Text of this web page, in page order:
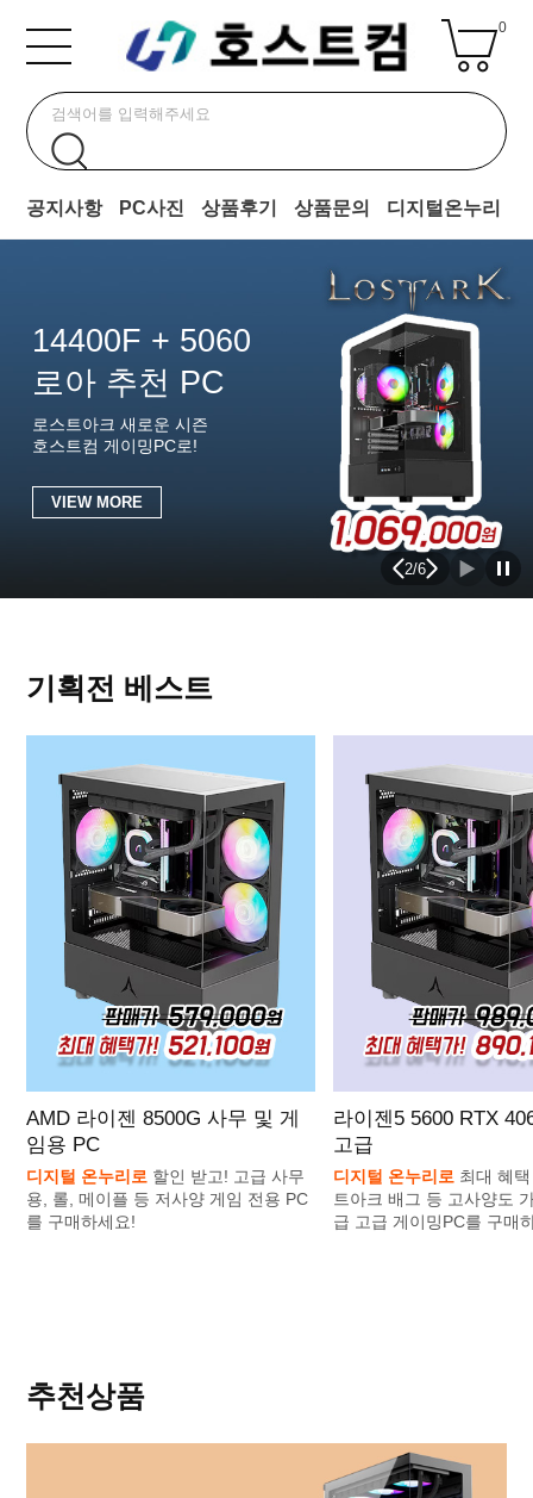
0
공지사항 PC사진 상품후기 상품문의 디지털온누리
14400F + 5060
로아 추천 PC
로스트아크 새로운 시즌
호스트컴 게이밍PC로!
VIEW MORE
2/6
기획전 베스트
AMD 라이젠 8500G 사무 및 게
임용 PC
디지털 온누리로 할인 받고! 고급 사무
용, 롤, 메이플 등 저사양 게임 전용 PC
를 구매하세요!
라이젠5 5600 RTX
고급
디지털 온누리로 최대 혜
트아크 배그 등 고사양도
급 고급 게이밍PC를 구매
추천상품